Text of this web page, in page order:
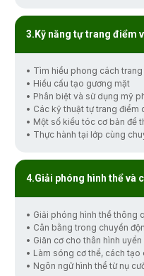
Kỹ năng tự trang điểm
• Tìm hiểu phong cách
• Hiểu cấu tạo gương mặt
• Phân biệt và sử dụng mỹ
• Các kỹ thuật tự trang điểm
• Một số kiểu tóc cơ bản để
• Thực hành tại lớp cùng
Giải phóng hình thể và
• Giải phóng hình thể thông
• Cân bằng trong chuyển
• Giãn cơ cho thân hình
• Làm sóng cơ thể, cách
• Ngôn ngữ hình thể từ nụ